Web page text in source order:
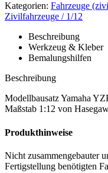
Kategorien: Fahrzeuge
Zivilfahrzeuge / 1/12
Beschreibung
Werkzeug & Kleber
Bemalungshilfen
Beschreibung
Modellbausatz Yamaha
Maßstab 1:12 von
Produkthinweise
Nicht zusammengebauter
Fertigstellung benötigten